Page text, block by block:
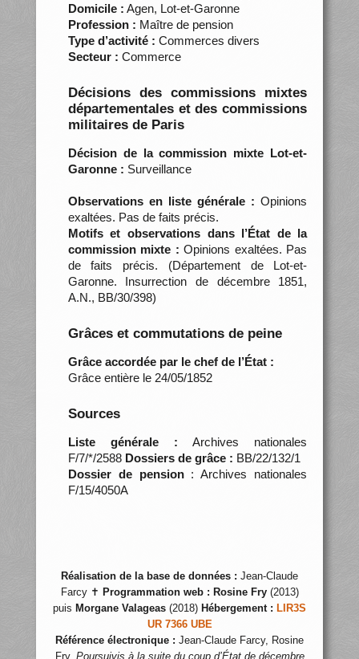
Domicile : Agen, Lot-et-Garonne
Profession : Maître de pension
Type d’activité : Commerces divers
Secteur : Commerce
Décisions des commissions mixtes
départementales et des commissions
militaires de Paris
Décision de la commission mixte Lot-et-
Garonne : Surveillance
Observations en liste générale : Opinions
exaltées. Pas de faits précis.
Motifs et observations dans l’État de la
commission mixte : Opinions exaltées. Pas
de faits précis. (Département de Lot-et-
Garonne. Insurrection de décembre 1851,
A.N., BB/30/398)
Grâces et commutations de peine
Grâce accordée par le chef de l’État :
Grâce entière le 24/05/1852
Sources
Liste générale : Archives nationales
F/7/*/2588 Dossiers de grâce : BB/22/132/1
Dossier de pension: Archives nationales
F/15/4050A
Réalisation de la base de données : Jean-Claude
Farcy ✝ Programmation web : Rosine Fry(2013)
puis Morgane Valageas (2018) Hébergement : LIR3S
UR 7366 UBE
Référence électronique : Jean-Claude Farcy, Rosine
Fry, Poursuivis à la suite du coup d’État de décembre